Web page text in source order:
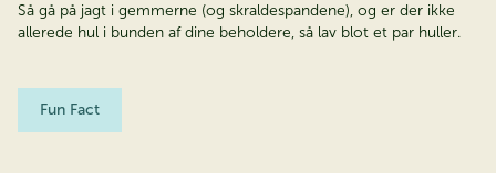
Så gå på jagt i gemmerne (og skraldespandene), og er der ikke
allerede hul i bunden af dine beholdere, så lav blot et par huller.
Fun Fact